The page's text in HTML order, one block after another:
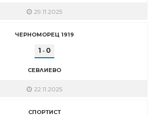
29.11.2025
ЧЕРНОМОРЕЦ 1919
1 - 0
СЕВЛИЕВО
22.11.2025
СПОРТИСТ